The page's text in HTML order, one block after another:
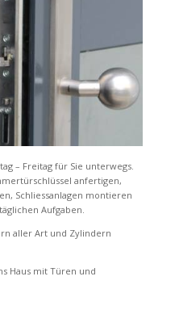
– Freitag für Sie unterwegs.
anfertigen,
Schliessanlagen montieren
Aufgaben.
aller Art und Zylindern
Haus mit Türen und